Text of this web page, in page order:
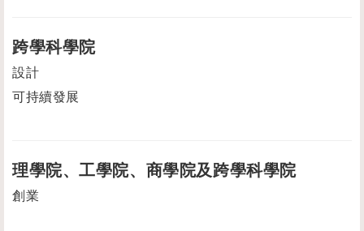
跨學科學院
設計
可持續發展
理學院、工學院、商學院及跨學科學院
創業